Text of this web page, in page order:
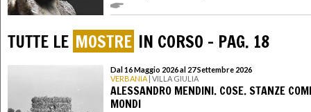
TUTTE LE MOSTRE IN CORSO - PAG. 18
Dal 16 Maggio 2026 al 27 Settembre 2026
VERBANIA | VILLA GIULIA
ALESSANDRO MENDINI. COSE. STANZE
MONDI